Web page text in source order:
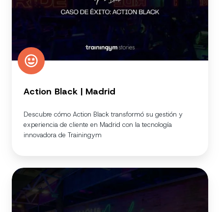
Action Black | Madrid
Descubre cómo Action Black transformó su gestión y
experiencia de cliente en Madrid con la tecnología
innovadora de Trainingym
VIAAQUA
Montevideo,
URU